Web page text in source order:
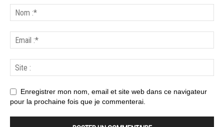
Enregistrer mon nom, email et site web dans ce navigateur
pour la prochaine fois que je commenterai.